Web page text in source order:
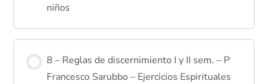
niños
8 – Reglas de discernimiento I y II sem. – P
Francesco Sarubbo – Ejercicios Espirituales